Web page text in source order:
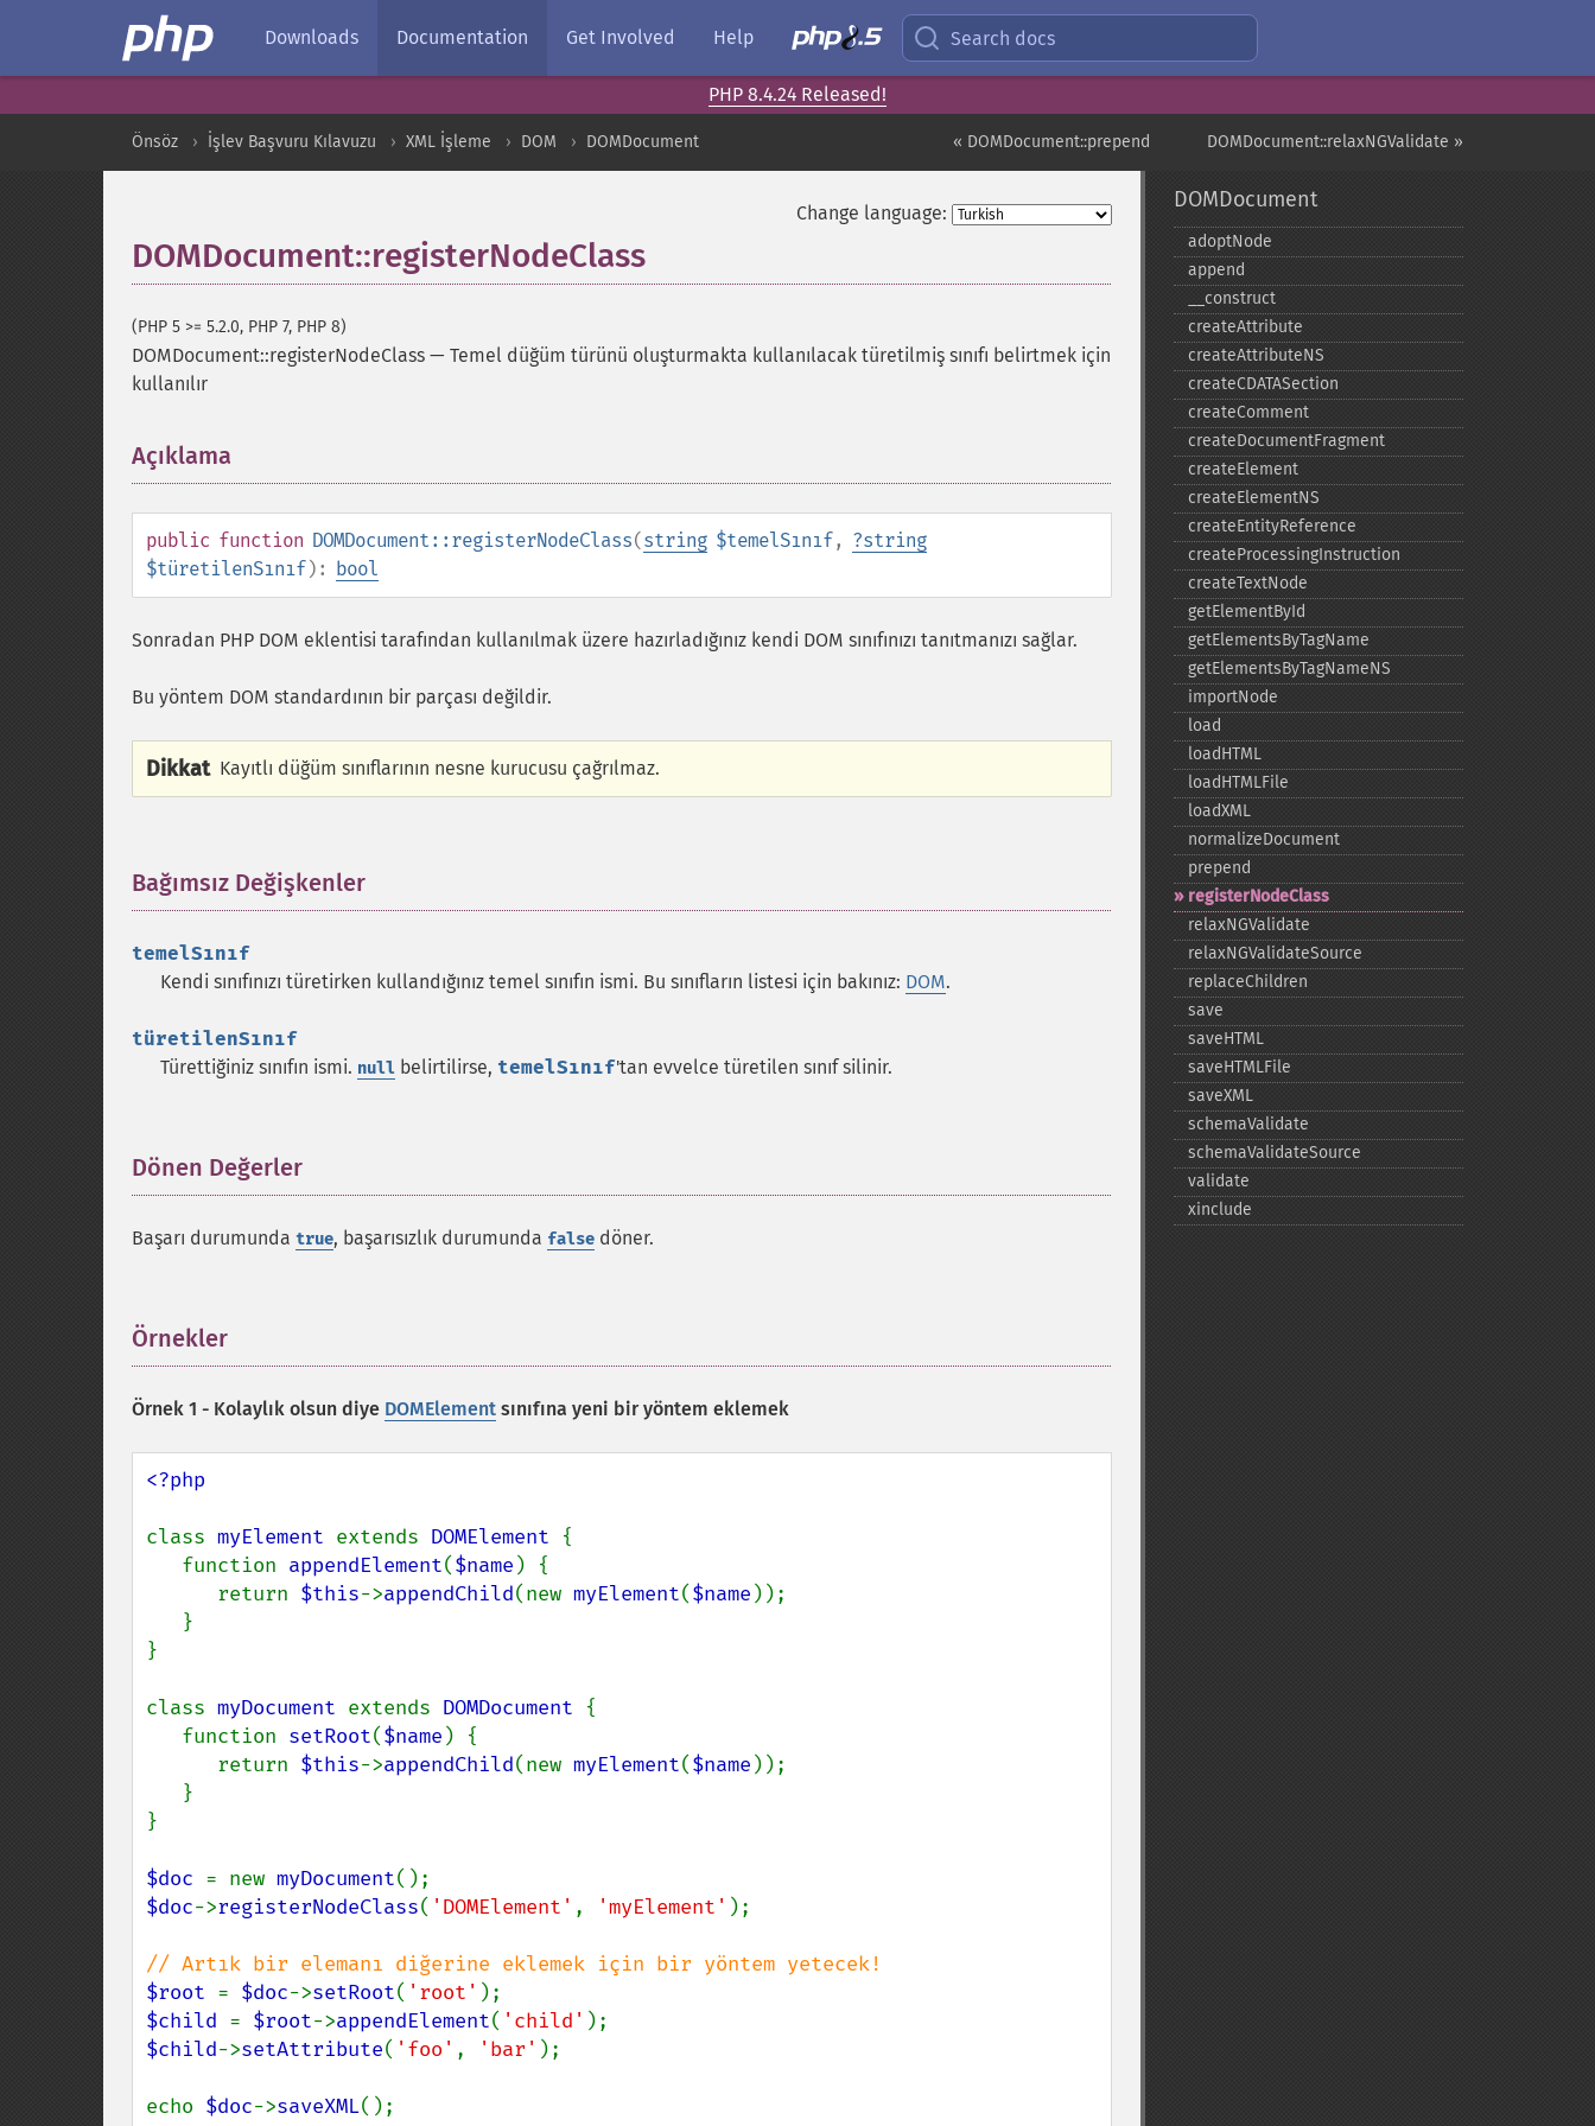
Downloads Documentation Get Involved Help Search docs
PHP 8.4.24 Released!
DOMDocument::relaxNGValidate »
« DOMDocument::prepend
Önsöz İşlev Başvuru Kılavuzu XML İşleme DOM DOMDocument
Change language:
DOMDocument::registerNodeClass
(PHP 5 >= 5.2.0, PHP 7, PHP 8)
DOMDocument::registerNodeClass — Temel düğüm türünü oluşturmakta kullanılacak türetilmiş sınıfı belirtmek için
kullanılır
Açıklama
public function DOMDocument::registerNodeClass(string $temelSınıf, ?string
$türetilenSınıf): bool
Sonradan PHP DOM eklentisi tarafından kullanılmak üzere hazırladığınız kendi DOM sınıfınızı tanıtmanızı sağlar.
Bu yöntem DOM standardının bir parçası değildir.
Dikkat Kayıtlı düğüm sınıflarının nesne kurucusu çağrılmaz.
Bağımsız Değişkenler
temelSınıf
Kendi sınıfınızı türetirken kullandığınız temel sınıfın ismi. Bu sınıfların listesi için bakınız: DOM.
türetilenSınıf
Türettiğiniz sınıfın ismi. null belirtilirse, temelSınıf'tan evvelce türetilen sınıf silinir.
Dönen Değerler
Başarı durumunda true, başarısızlık durumunda false döner.
Örnekler
Örnek 1 - Kolaylık olsun diye DOMElement sınıfına yeni bir yöntem eklemek
<?php
class myElement extends DOMElement {
   function
appendElement($name ) {
      return
$this->appendChild(new myElement($name ));
}
class myDocument extends DOMDocument {
   function
setRoot($name ) {
      return
$this->appendChild(new myElement($name ));
}
$doc = new myDocument
$doc->registerNodeClass( 'DOMElement' , 'myElement' );
$root = $doc->setRoot( 'root'
$child = $root->appendElement( 'child'
$child->setAttribute( 'foo' , 'bar' );
echo $doc->saveXML();
DOMDocument
adoptNode
append
_​_​construct
createAttribute
createAttributeNS
createCDATASection
createComment
createDocumentFragment
createElement
createElementNS
createEntityReference
createProcessingInstruction
createTextNode
getElementById
getElementsByTagName
getElementsByTagNameNS
importNode
load
loadHTML
loadHTMLFile
loadXML
normalizeDocument
prepend
registerNodeClass
relaxNGValidate
relaxNGValidateSource
replaceChildren
save
saveHTML
saveHTMLFile
saveXML
schemaValidate
schemaValidateSource
validate
xinclude